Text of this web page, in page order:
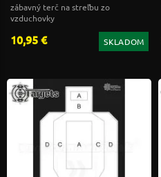
zábavný terč na streľbu zo
vzduchovky
10,95 € SKLADOM